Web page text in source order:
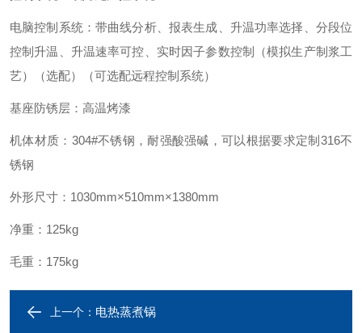
电脑控制系统：带曲线分析、报表生成、升温功率选择、分段位
控制升温、升温速率可控、实时因子参数控制（模拟生产制浆工
艺）（选配）（可选配远程控制系统）
基座防锈层：高温烤漆
机体材质：304#不锈钢，耐强酸强碱，可以根据要求定制316不
锈钢
外形尺寸：1030mm×510mm×1380mm
净重：125kg
毛重：175kg
上一个： 电热蒸煮锅